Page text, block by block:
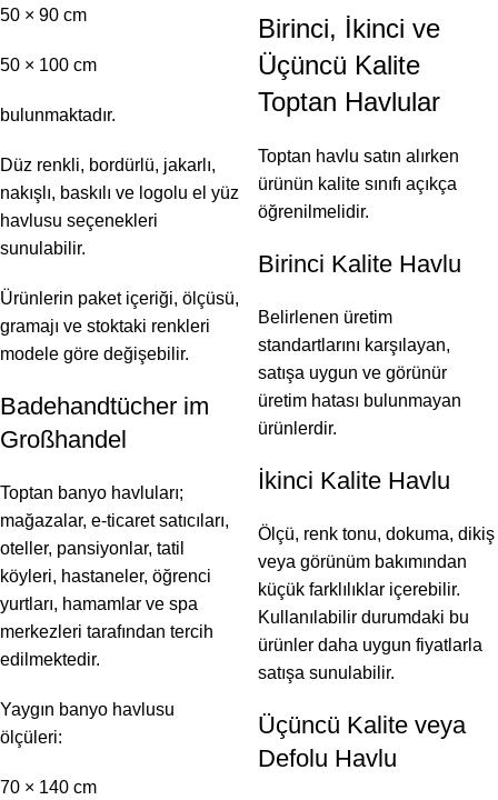
50 × 90 cm
50 × 100 cm
bulunmaktadır.
Düz renkli, bordürlü, jakarlı,
nakışlı, baskılı ve logolu el yüz
havlusu seçenekleri
sunulabilir.
Ürünlerin paket içeriği, ölçüsü,
gramajı ve stoktaki renkleri
modele göre değişebilir.
Badehandtücher im
Großhandel
Toptan banyo havluları;
mağazalar, e-ticaret satıcıları,
oteller, pansiyonlar, tatil
köyleri, hastaneler, öğrenci
yurtları, hamamlar ve spa
merkezleri tarafından tercih
edilmektedir.
Yaygın banyo havlusu
ölçüleri:
70 × 140 cm
Birinci, İkinci ve
Üçüncü Kalite
Toptan Havlular
Toptan havlu satın alırken
ürünün kalite sınıfı açıkça
öğrenilmelidir.
Birinci Kalite Havlu
Belirlenen üretim
standartlarını karşılayan,
satışa uygun ve görünür
üretim hatası bulunmayan
ürünlerdir.
İkinci Kalite Havlu
Ölçü, renk tonu, dokuma, dikiş
veya görünüm bakımından
küçük farklılıklar içerebilir.
Kullanılabilir durumdaki bu
ürünler daha uygun fiyatlarla
satışa sunulabilir.
Üçüncü Kalite veya
Defolu Havlu